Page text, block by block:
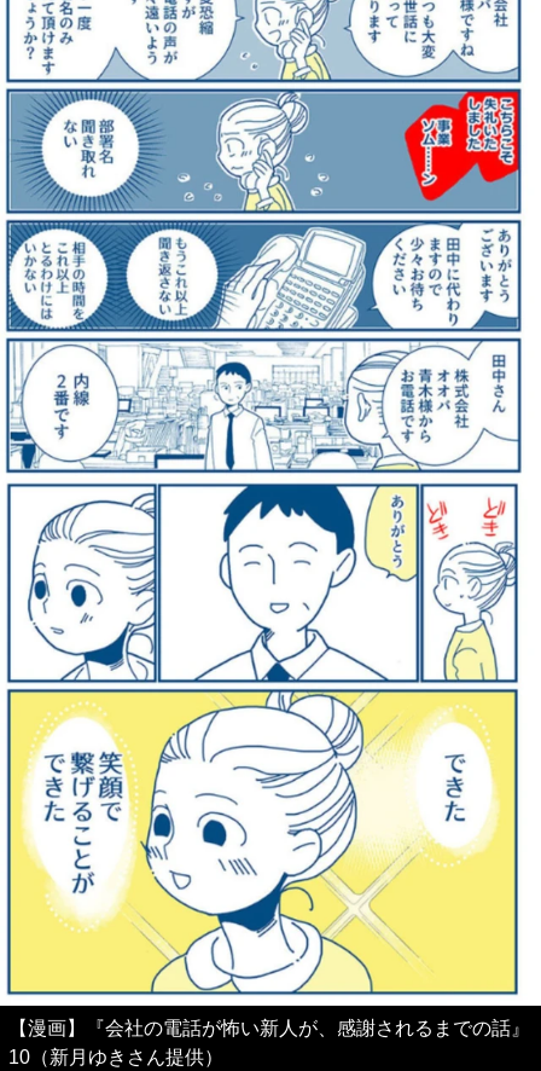
【漫画】『会社の電話が怖い新人が、感謝されるまでの話』
10（新月ゆきさん提供）